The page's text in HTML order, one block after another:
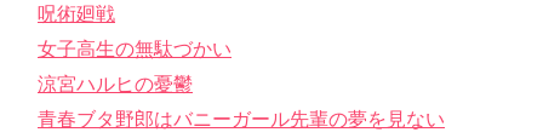
呪術廻戦
女子高生の無駄づかい
涼宮ハルヒの憂鬱
青春ブタ野郎はバニーガール先輩の夢を見ない